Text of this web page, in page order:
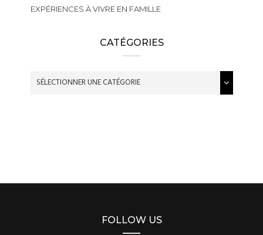
EXPÉRIENCES À VIVRE EN FAMILLE
CATÉGORIES
FOLLOW US